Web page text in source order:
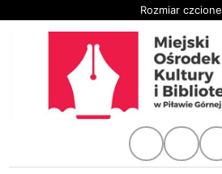
Przejdź do głównej treści
Rozmiar
Kanał Youtube
Profil